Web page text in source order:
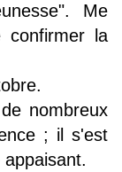
Me
confirmer la
nombreux
; il s'est